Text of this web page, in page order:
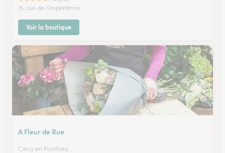
15, rue de l'Impératrice
Voir la boutique
A Fleur de Rue
Crecy en Ponthieu